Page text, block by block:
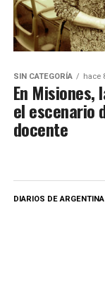
SIN CATEGORÍA hace
En Misiones,
el escenario
docente
DIARIOS DE ARGENTINA